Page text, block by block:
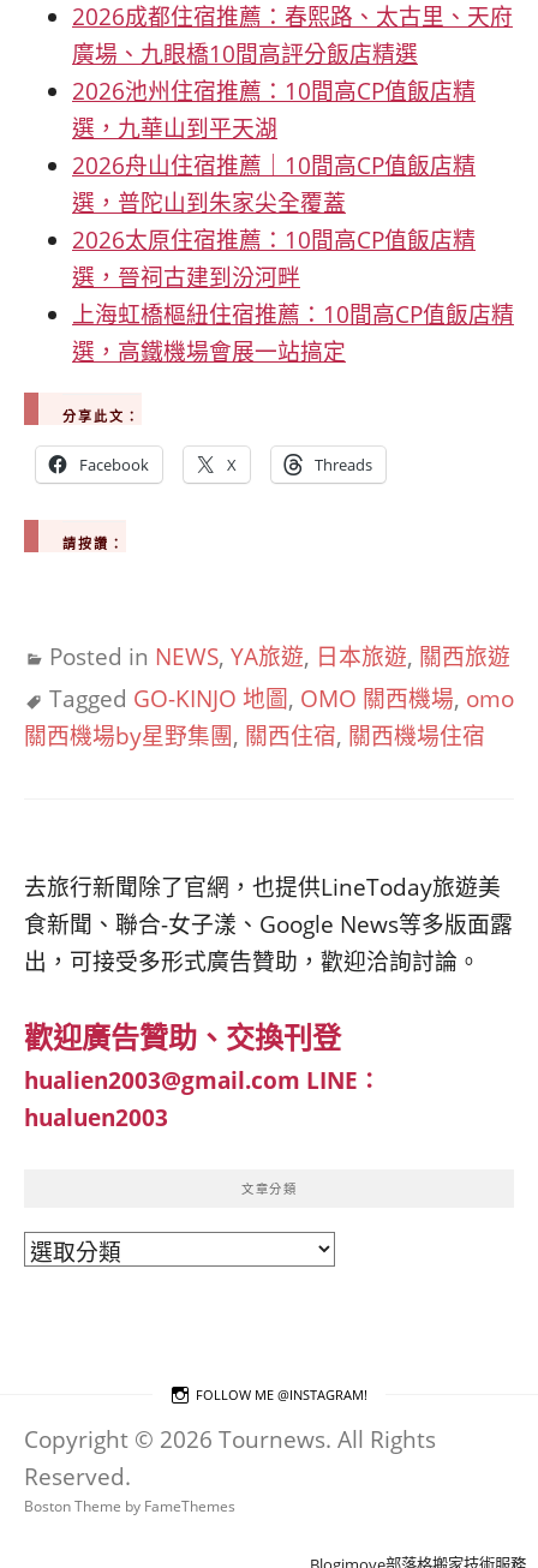
2026成都住宿推薦：春熙路、太古里、天府
廣場、九眼橋10間高評分飯店精選
2026池州住宿推薦：10間高CP值飯店精
選，九華山到平天湖
2026舟山住宿推薦｜10間高CP值飯店精
選，普陀山到朱家尖全覆蓋
2026太原住宿推薦：10間高CP值飯店精
選，晉祠古建到汾河畔
上海虹橋樞紐住宿推薦：10間高CP值飯店精
選，高鐵機場會展一站搞定
分享此文：
Facebook X Threads
請按讚：
Posted in NEWS, YA旅遊, 日本旅遊, 關西旅遊
Tagged GO-KINJO 地圖, OMO 關西機場, omo
關西機場by星野集團, 關西住宿, 關西機場住宿
去旅行新聞除了官網，也提供LineToday旅遊美
食新聞、聯合-女子漾、Google News等多版面露
出，可接受多形式廣告贊助，歡迎洽詢討論。
歡迎廣告贊助、交換刊登
hualien2003@gmail.com LINE：
hualuen2003
文章分類
文
FOLLOW ME @INSTAGRAM!
Copyright © 2026 Tournews. All Rights
Reserved.
Boston Theme by FameThemes